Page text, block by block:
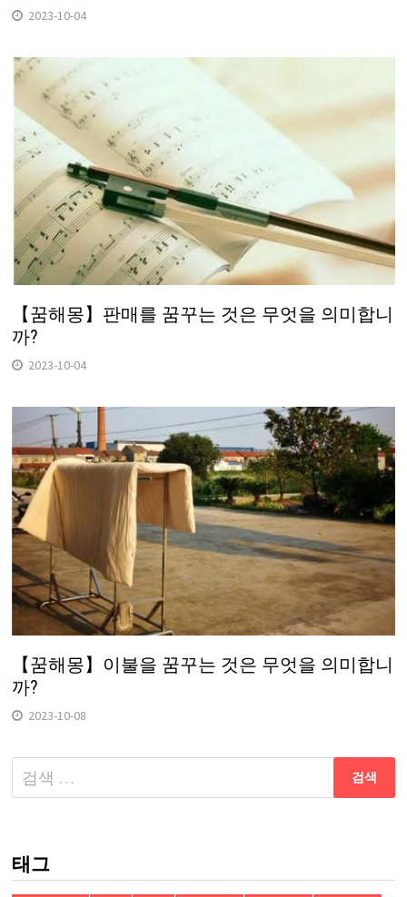
2023-10-04
【꿈해몽】판매를 꿈꾸는 것은 무엇을 의미합니
까?
2023-10-04
【꿈해몽】이불을 꿈꾸는 것은 무엇을 의미합니
까?
2023-10-08
다
음
태그